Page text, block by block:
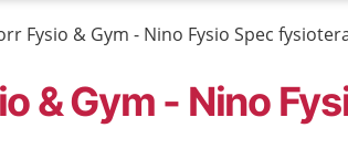
Fysio & Gym - Nino Fysio Spec
& Gym - Nino